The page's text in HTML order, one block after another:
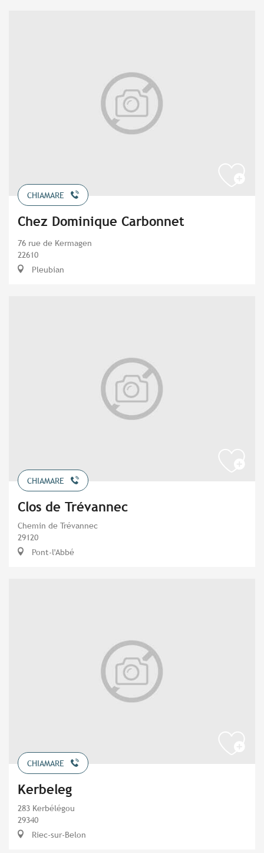
CHIAMARE
Chez Dominique Carbonnet
76 rue de Kermagen
22610
Pleubian
CHIAMARE
Clos de Trévannec
Chemin de Trévannec
29120
Pont-l'Abbé
CHIAMARE
Kerbeleg
283 Kerbélégou
29340
Riec-sur-Belon